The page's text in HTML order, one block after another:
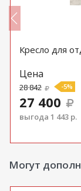
Кресло для
Цена
28 842 -5%
27 400
выгода 1 443 р.
Могут